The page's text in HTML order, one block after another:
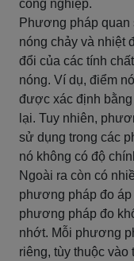
công nghiệp.
Phương pháp
nóng chảy và nhiệt
đổi của các tính
nóng. Ví dụ, điểm
được xác định
lại. Tuy nhiên,
sử dụng trong các
nó không có độ
Ngoài ra còn có
phương pháp đo
phương pháp đo
nhớt. Mỗi phương
riêng, tùy thuộc